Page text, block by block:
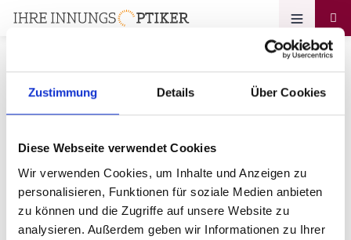
Zustimmung Details Über Cookies
Diese Webseite verwendet Cookies
Wir verwenden Cookies, um Inhalte und Anzeigen zu
personalisieren, Funktionen für soziale Medien anbieten
zu können und die Zugriffe auf unsere Website zu
analysieren. Außerdem geben wir Informationen zu Ihrer
Passwort vergessen
Müller-Optik
Ihre E-Mail-Adresse